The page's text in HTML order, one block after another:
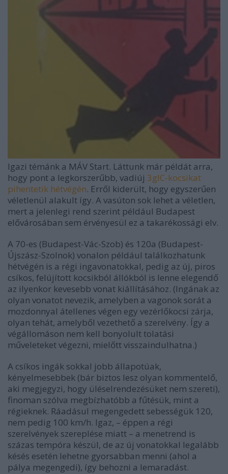
Igazi témánk a MÁV Start. Láttunk már példát arra,
hogy pont a legkorszerűbb, vadiúj 3gIC-kocsikat
pihentetik hétvégén. Erről kiderült, hogy egyszerűen
véletlenül alakult így. A vasúton sok lehet a véletlen,
mert a jelenlegi rend szerint például Budapest
elővárosában sem érvényesül ez a takarékossági elv.
A 70-es (Budapest-Vác-Szob) és 120a (Budapest-
Újszász-Szolnok) vonalon például találkozhatunk
hétvégén is a régi ingavonatokkal, pedig az új, piros
csíkos, felújított kocsikból állókból is lenne elegendő
az ilyenkor kevesebb vonat kiállításához. (Ingának az
olyan vonatot nevezik, amelyben a vagonok sorát a
mozdonnyal átellenes végen egy vezérlőkocsi zárja,
olyan tehát, amelyből vezethető a szerelvény. Így a
végállomáson nem kell bonyolult tolatási
műveleteket végezni, mielőtt visszaindulhatna.)
A csíkos ingák sokkal jobb állapotúak,
kényelmesebbek (bár biztos lesz olyan kommentelő,
aki megjegyzi, hogy üléselrendezésüket nem szereti),
finoman szólva megbízhatóbb a fűtésük, mint a
régieknek. Ráadásul megengedett sebességük 120,
nem pedig 100 km/h. Igaz, – éppen a régi
szerelvények szereplése miatt – a menetrend is
százas tempóra készül, de az új vonatokkal legalább
késés esetén lehetne gyorsabban menni (ahol a
pálya megengedi), így behozni a lemaradást.